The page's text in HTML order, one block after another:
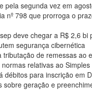
pela segunda vez em
nº 798 que prorroga o
deve chegar a R$ 2,6 bi
segurança cibernética
de remessas ao
relativas ao Simples
para inscrição em
geração e